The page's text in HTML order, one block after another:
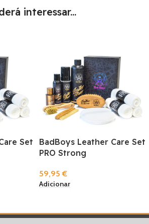
interessar...
Set
BadBoys Leather Care Set
PRO Strong
59,95€
Adicionar